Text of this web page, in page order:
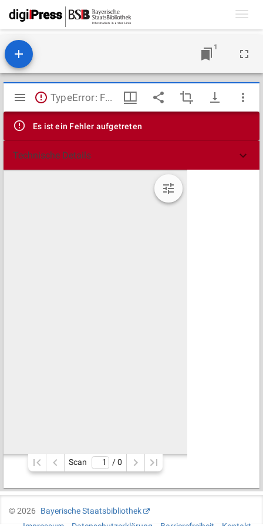
1
Mirador
Viewer
TypeError: Failed to fetch
Es ist ein Fehler aufgetreten
Technische Details
Scan / 0
©2026
Bayerische Staatsbibliothek